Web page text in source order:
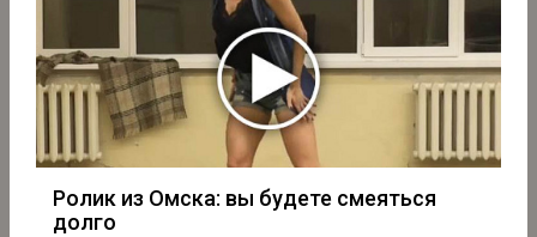
Ролик из Омска: вы будете смеяться
долго